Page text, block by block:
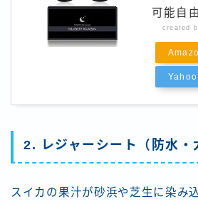
可能自
created
Yahoo
2. レジャーシート（防水・
スイカの果汁が砂浜や芝生に染み